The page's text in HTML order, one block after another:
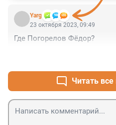
Yarg
23 октября 2023, 09:49
Где Погорелов Фёдор?
Читать